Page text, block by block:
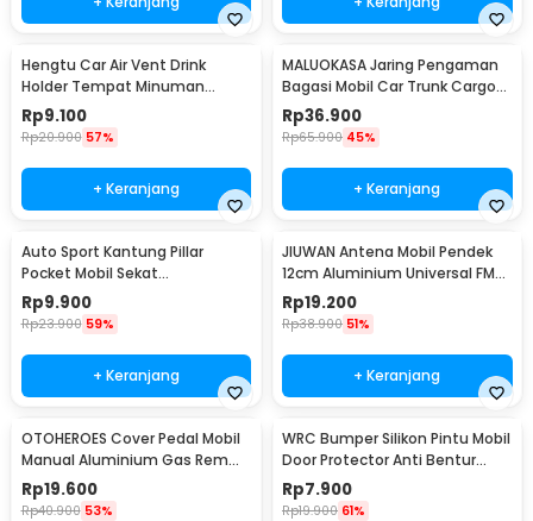
Hengtu Car Air Vent Drink
Holder Tempat Minuman
Kaleng Mobil - KMS-53
Rp9.100
Rp20.900 57%
+ Keranjang
MALUOKASA Jaring Pengaman
Bagasi Mobil Car Trunk Cargo
Net 120x40cm - QM4051
Rp36.900
Rp65.900 45%
+ Keranjang
Auto Sport Kantung Pillar
Pocket Mobil Sekat
Penyimpanan Barang - KMS-
933
Rp9.900
Rp23.900 59%
+ Keranjang
JIUWAN Antena Mobil Pendek
12cm Aluminium Universal FM
AM Ulir M5 M6 - W2C
Rp19.200
Rp38.900 51%
+ Keranjang
OTOHEROES Cover Pedal Mobil
Manual Aluminium Gas Rem
Kopling Universal - XB-373
Rp19.600
Rp40.900 53%
WRC Bumper Silikon Pintu Mobil
Door Protector Anti Bentur
Gores 4 PCS - HT-0010
Rp7.900
Rp19.900 61%